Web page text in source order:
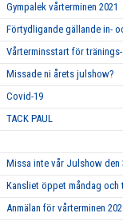
Gympalek vårterminen 2021
Förtydligande gällande in-
Vårterminsstart för
Missade ni årets julshow?
Covid-19
TACK PAUL
Missa inte vår Julshow den
Kansliet öppet måndag och
Anmälan för vårterminen